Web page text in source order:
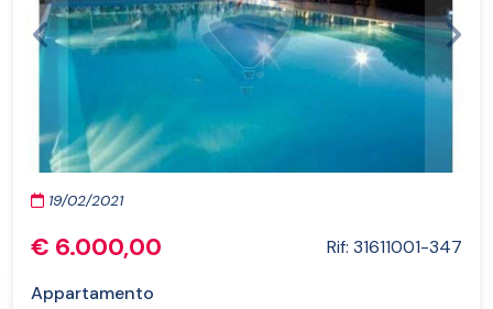
Previous Next
19/02/2021
€ 6.000,00
Rif: 31611001-347
Appartamento